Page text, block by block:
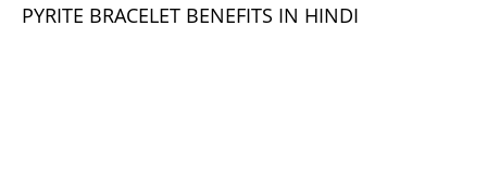
PYRITE BRACELET BENEFITS IN HINDI